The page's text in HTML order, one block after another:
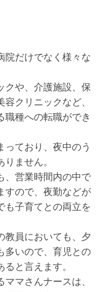
院だけでなく様々な
クや、介護施設、保
クリニックなど、
職種への転職ができ
っており、夜中のう
ません。
、営業時間内の中で
すので、夜勤などが
も子育てとの両立を
教員においても、夕
多いので、育児との
と言えます。
マさんナースは、